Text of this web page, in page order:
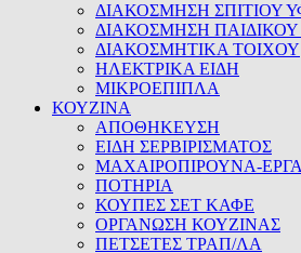
ΔΙΑΚΟΣΜΗΣΗ ΣΠΙΤΙΟΥ
ΔΙΑΚΟΣΜΗΣΗ
ΔΙΑΚΟΣΜΗΤΙΚΑ ΤΟΙΧΟΥ
ΗΛΕΚΤΡΙΚΑ ΕΙΔΗ
ΜΙΚΡΟΕΠΙΠΛΑ
ΚΟΥΖΙΝΑ
ΑΠΟΘΗΚΕΥΣΗ
ΕΙΔΗ ΣΕΡΒΙΡΙΣΜΑΤΟΣ
ΜΑΧΑΙΡΟΠΙΡΟΥΝΑ-
ΠΟΤΗΡΙΑ
ΚΟΥΠΕΣ ΣΕΤ ΚΑΦΕ
ΟΡΓΑΝΩΣΗ ΚΟΥΖΙΝΑΣ
ΠΕΤΣΕΤΕΣ ΤΡΑΠ/ΛΑ